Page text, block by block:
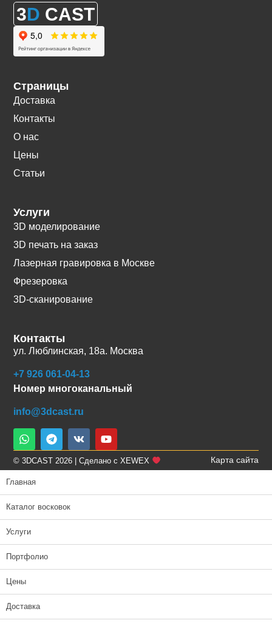
3D CAST
Страницы
Доставка
Контакты
О нас
Цены
Статьи
Услуги
3D моделирование
3D печать на заказ
Лазерная гравировка в Москве
Фрезеровка
3D-сканирование
Контакты
ул. Люблинская, 18а. Москва
+7 926 061-04-13
Номер многоканальный
info@3dcast.ru
© 3DCAST 2026 | Сделано с XEWEX Карта сайта
Главная
Каталог восковок
Услуги
Портфолио
Цены
Доставка